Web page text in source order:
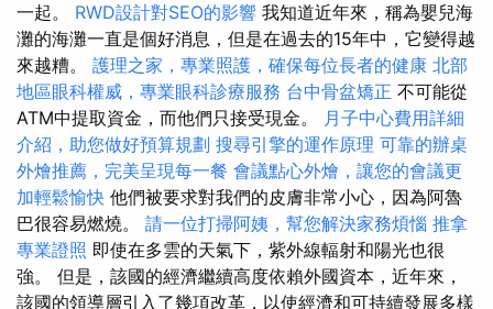
一起。 RWD設計對SEO的影響 我知道近年來，稱為嬰兒海
灘的海灘一直是個好消息，但是在過去的15年中，它變得越
來越糟。 護理之家，專業照護，確保每位長者的健康 北部
地區眼科權威，專業眼科診療服務 台中骨盆矯正 不可能從
ATM中提取資金，而他們只接受現金。 月子中心費用詳細
介紹，助您做好預算規劃 搜尋引擎的運作原理 可靠的辦桌
外燴推薦，完美呈現每一餐 會議點心外燴，讓您的會議更
加輕鬆愉快 他們被要求對我們的皮膚非常小心，因為阿魯
巴很容易燃燒。 請一位打掃阿姨，幫您解決家務煩惱 推拿
專業證照 即使在多雲的天氣下，紫外線輻射和陽光也很
強。 但是，該國的經濟繼續高度依賴外國資本，近年來，
該國的領導層引入了幾項改革，以使經濟和可持續發展多樣